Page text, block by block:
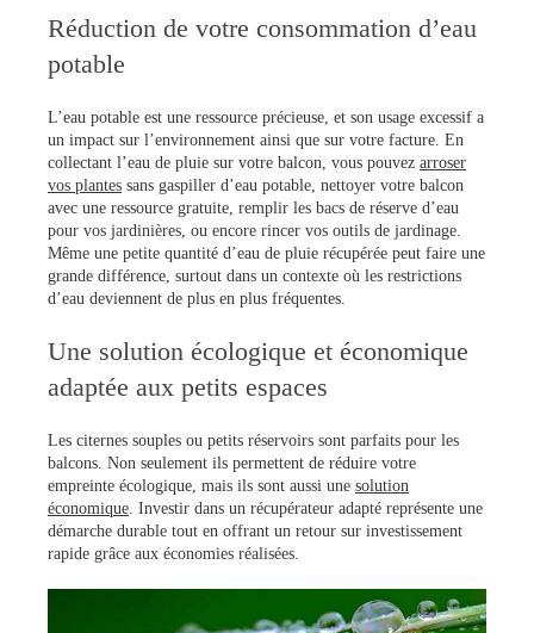
Réduction de votre consommation d’eau
potable
L’eau potable est une ressource précieuse, et son usage excessif a
un impact sur l’environnement ainsi que sur votre facture. En
collectant l’eau de pluie sur votre balcon, vous pouvez arroser
vos plantes sans gaspiller d’eau potable, nettoyer votre balcon
avec une ressource gratuite, remplir les bacs de réserve d’eau
pour vos jardinières, ou encore rincer vos outils de jardinage.
Même une petite quantité d’eau de pluie récupérée peut faire une
grande différence, surtout dans un contexte où les restrictions
d’eau deviennent de plus en plus fréquentes.
Une solution écologique et économique
adaptée aux petits espaces
Les citernes souples ou petits réservoirs sont parfaits pour les
balcons. Non seulement ils permettent de réduire votre
empreinte écologique, mais ils sont aussi une solution
économique. Investir dans un récupérateur adapté représente une
démarche durable tout en offrant un retour sur investissement
rapide grâce aux économies réalisées.